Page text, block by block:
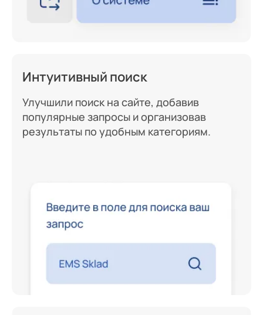
Интуитивный поиск
Улучшили поиск на сайте, добавив
популярные запросы и организовав
результаты по удобным категориям.